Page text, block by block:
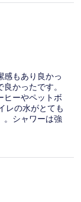
感もあり良かっ
かったです。
ヒーやペットボ
レの水がとても
。シャワーは強
が何故かポッ
なりました。